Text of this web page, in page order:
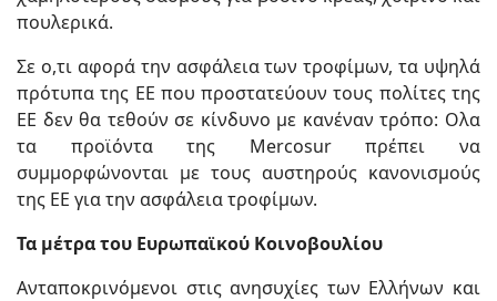
πουλερικά.
Σε ο,τι αφορά την ασφάλεια των τροφίμων, τα υψηλά
πρότυπα της ΕΕ που προστατεύουν τους πολίτες της
ΕΕ δεν θα τεθούν σε κίνδυνο με κανέναν τρόπο: Ολα
τα προϊόντα της Mercosur πρέπει να
συμμορφώνονται με τους αυστηρούς κανονισμούς
της ΕΕ για την ασφάλεια τροφίμων.
Τα μέτρα του Ευρωπαϊκού Κοινοβουλίου
Ανταποκρινόμενοι στις ανησυχίες των Ελλήνων και